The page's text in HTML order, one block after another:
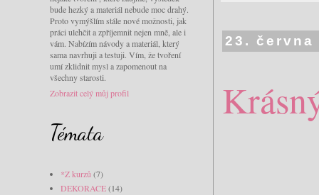
23. června
bude hezký a materiál nebude moc drahý.
Proto vymýšlím stále nové možnosti, jak
práci ulehčit a zpříjemnit nejen mně, ale i
vám. Nabízím návody a materiál, který
sama navrhuji a testuji. Vím, že tvoření
umí zklidnit mysl a zapomenout na
všechny starosti.
Zobrazit celý můj profil
Témata
*Z kurzů (7)
DEKORACE(14)